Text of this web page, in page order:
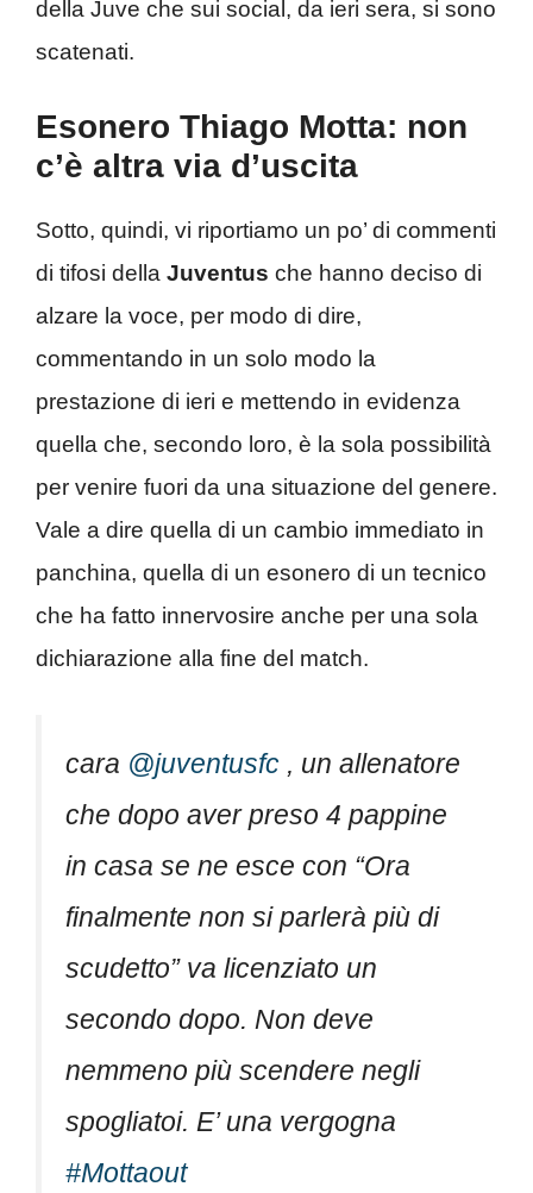
della Juve che sui social, da ieri sera, si sono
scatenati.
Esonero Thiago Motta: non
c’è altra via d’uscita
Sotto, quindi, vi riportiamo un po’ di commenti
di tifosi della Juventus che hanno deciso di
alzare la voce, per modo di dire,
commentando in un solo modo la
prestazione di ieri e mettendo in evidenza
quella che, secondo loro, è la sola possibilità
per venire fuori da una situazione del genere.
Vale a dire quella di un cambio immediato in
panchina, quella di un esonero di un tecnico
che ha fatto innervosire anche per una sola
dichiarazione alla fine del match.
cara @juventusfc , un allenatore
che dopo aver preso 4 pappine
in casa se ne esce con “Ora
finalmente non si parlerà più di
scudetto” va licenziato un
secondo dopo. Non deve
nemmeno più scendere negli
spogliatoi. E’ una vergogna
#Mottaout